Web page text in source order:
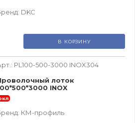
DKC
В КОРЗИНУ
PL100-500-3000 INOX304
лоток
INOX
КМ-профиль